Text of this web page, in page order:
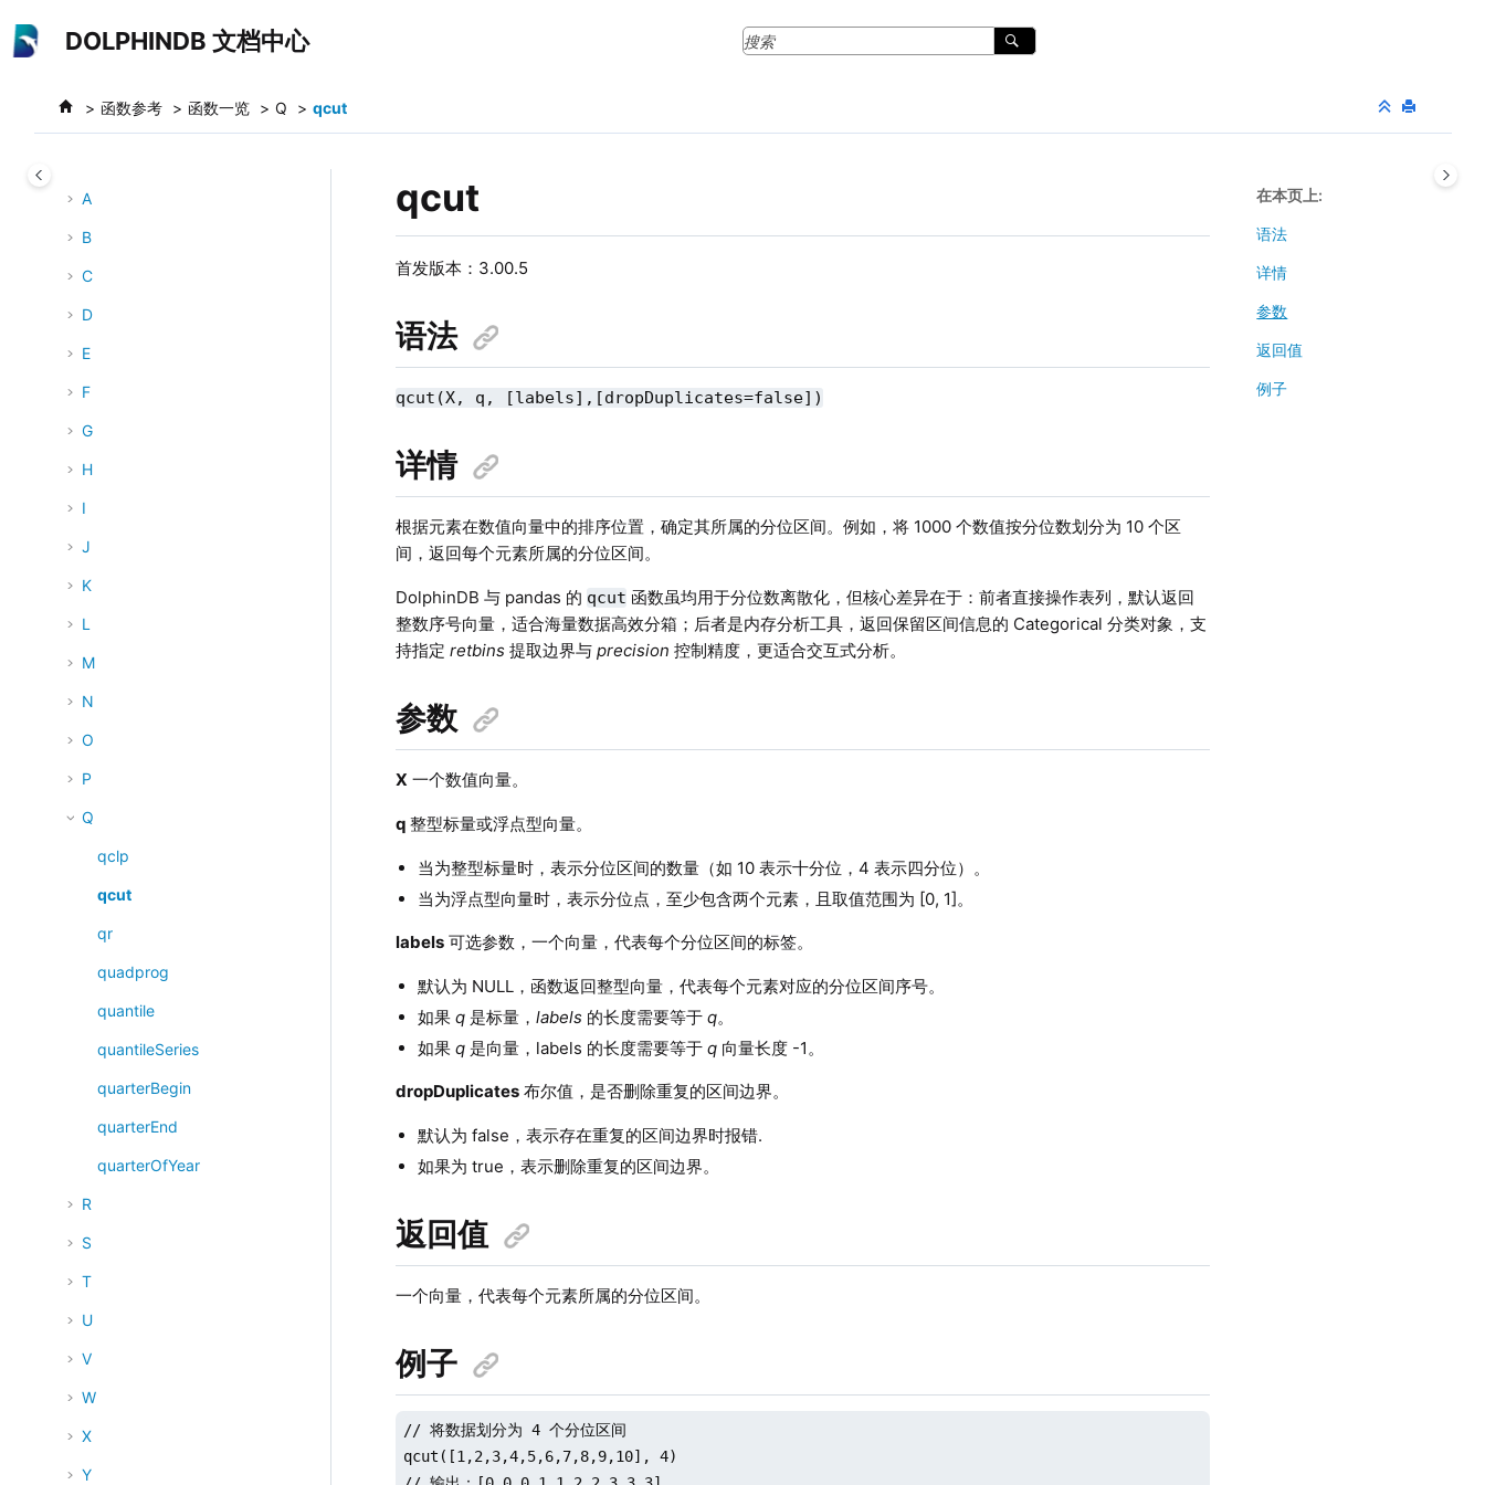
DOLPHINDB 文档中心
函数参考 函数一览 Q qcut
故障排查
函数分类
A
B
C
D
E
F
G
H
I
J
K
L
M
N
O
P
Q
qclp
qcut
qr
quadprog
quantile
quantileSeries
quarterBegin
quarterEnd
quarterOfYear
R
S
T
U
V
W
X
Y
qcut
首发版本： 3.00.5
语法
qcut(X, q, [labels],[dropDuplicates=false])
详情
根据元素在数值向量中的排序位置，确定其所属的分位区间。例如，将 1000 个数值按分位数划分为 10 个区
间，返回每个元素所属的分位区间。
DolphinDB 与 pandas 的 qcut 函数虽均用于分位数离散化，但核心差异在于：前者直接操作表列，默认返回
整数序号向量，适合海量数据高效分箱；后者是内存分析工具，返回保留区间信息的 Categorical 分类对象，支
持指定retbins 提取边界与precision 控制精度，更适合交互式分析。
参数
X 一个数值向量。
q 整型标量或浮点型向量。
当为整型标量时，表示分位区间的数量（如 10 表示十分位，4 表示四分位）。
当为浮点型向量时，表示分位点，至少包含两个元素，且取值范围为 [0, 1]。
labels 可选参数，一个向量，代表每个分位区间的标签。
默认为 NULL，函数返回整型向量，代表每个元素对应的分位区间序号。
如果q 是标量，labels 的长度需要等于q。
如果q 是向量，labels 的长度需要等于q 向量长度 -1。
dropDuplicates 布尔值，是否删除重复的区间边界。
默认为 false，表示存在重复的区间边界时报错.
如果为 true，表示删除重复的区间边界。
返回值
一个向量，代表每个元素所属的分位区间。
例子
// 将数据划分为 4 个分位区间
qcut([1,2,3,4,5,6,7,8,9,10], 4)
在本页上
语法
详情
参数
返回值
例子